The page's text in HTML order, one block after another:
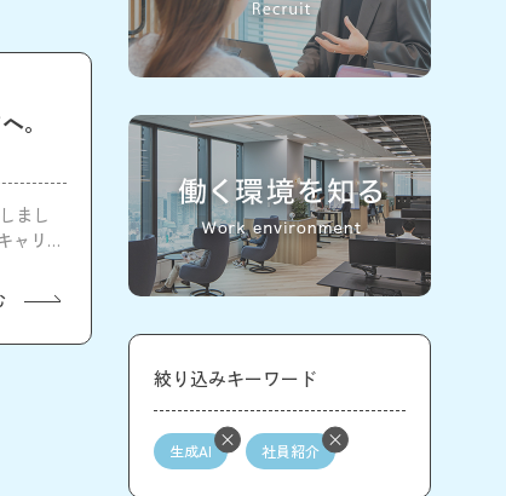
。
まし
ャリア
絞り込みキーワード
生成AI 社員紹介